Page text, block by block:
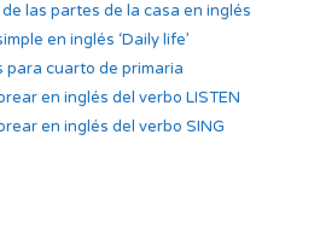
las partes de la casa en inglés
en inglés ‘Daily life’
para cuarto de primaria
en inglés del verbo LISTEN
en inglés del verbo SING